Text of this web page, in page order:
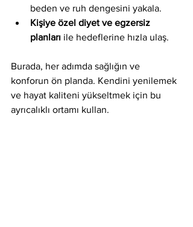
beden ve ruh dengesini yakala.
Kişiye özel diyet ve egzersiz
planları ile hedeflerine hızla ulaş.
Burada, her adımda sağlığın ve
konforun ön planda. Kendini yenilemek
ve hayat kaliteni yükseltmek için bu
ayrıcalıklı ortamı kullan.